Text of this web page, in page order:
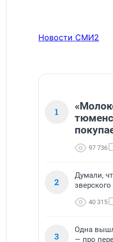
Новости СМИ2
1
97 736
2
Думали,
40 315
3
Одна
— про